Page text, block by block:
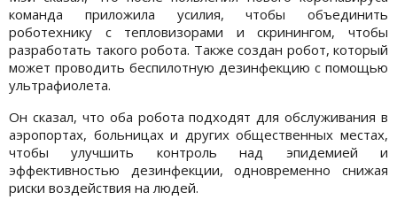
команда приложила усилия, чтобы объединить
роботехнику с тепловизорами и скринингом, чтобы
разработать такого робота. Также создан робот, который
может проводить беспилотную дезинфекцию с помощью
ультрафиолета.
Он сказал, что оба робота подходят для обслуживания в
аэропортах, больницах и других общественных местах,
чтобы улучшить контроль над эпидемией и
эффективностью дезинфекции, одновременно снижая
риски воздействия на людей.